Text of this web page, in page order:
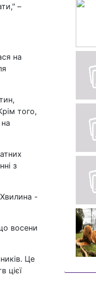
–
на
того,
з
-
восени
Це
цієї